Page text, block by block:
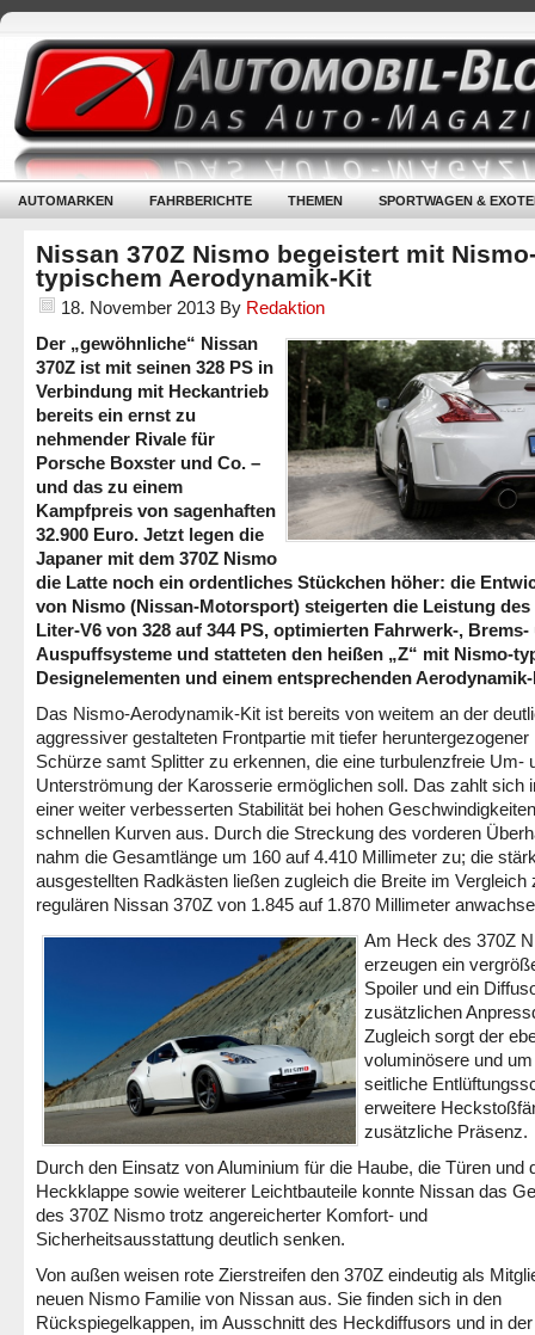
AUTOMARKEN FAHRBERICHTE THEMEN SPORTWAGEN &
Nissan 370Z Nismo begeistert mit
typischem Aerodynamik-Kit
18. November 2013 By Redaktion
Der „gewöhnliche“ Nissan
370Z ist mit seinen 328 PS in
Verbindung mit Heckantrieb
bereits ein ernst zu
nehmender Rivale für
Porsche Boxster und Co. –
und das zu einem
Kampfpreis von sagenhaften
32.900 Euro. Jetzt legen die
Japaner mit dem 370Z Nismo
die Latte noch ein ordentliches Stückchen höher: die
von Nismo (Nissan-Motorsport) steigerten die Leistung des
Liter-V6 von 328 auf 344 PS, optimierten Fahrwerk-, Brems-
Auspuffsysteme und statteten den heißen „Z“ mit Nismo-
Designelementen und einem entsprechenden
Das Nismo-Aerodynamik-Kit ist bereits von weitem an der
aggressiver gestalteten Frontpartie mit tiefer heruntergezogener
Schürze samt Splitter zu erkennen, die eine turbulenzfreie Um-
Unterströmung der Karosserie ermöglichen soll. Das zahlt sich
einer weiter verbesserten Stabilität bei hohen
schnellen Kurven aus. Durch die Streckung des vorderen
nahm die Gesamtlänge um 160 auf 4.410 Millimeter zu; die
ausgestellten Radkästen ließen zugleich die Breite im Vergleich
regulären Nissan 370Z von 1.845 auf 1.870 Millimeter
Am Heck des 370Z
erzeugen ein
Spoiler und ein
zusätzlichen
Zugleich sorgt der
voluminösere und um
seitliche
erweitere
zusätzliche Präsenz.
Durch den Einsatz von Aluminium für die Haube, die Türen und
Heckklappe sowie weiterer Leichtbauteile konnte Nissan das
des 370Z Nismo trotz angereicherter Komfort- und
Sicherheitsausstattung deutlich senken.
Von außen weisen rote Zierstreifen den 370Z eindeutig als
neuen Nismo Familie von Nissan aus. Sie finden sich in den
Rückspiegelkappen, im Ausschnitt des Heckdiffusors und in der